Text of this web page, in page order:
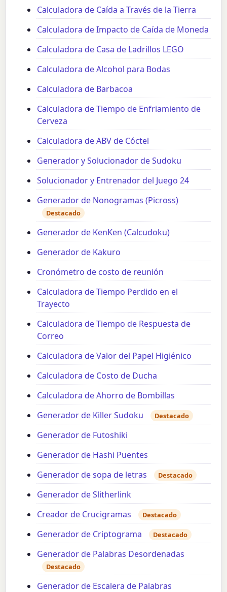
Calculadora de Caída a Través de la Tierra
Calculadora de Impacto de Caída de Moneda
Calculadora de Casa de Ladrillos LEGO
Calculadora de Alcohol para Bodas
Calculadora de Barbacoa
Calculadora de Tiempo de Enfriamiento de
Cerveza
Calculadora de ABV de Cóctel
Generador y Solucionador de Sudoku
Solucionador y Entrenador del Juego 24
Generador de Nonogramas (Picross)
Destacado
Generador de KenKen (Calcudoku)
Generador de Kakuro
Cronómetro de costo de reunión
Calculadora de Tiempo Perdido en el
Trayecto
Calculadora de Tiempo de Respuesta de
Correo
Calculadora de Valor del Papel Higiénico
Calculadora de Costo de Ducha
Calculadora de Ahorro de Bombillas
Generador de Killer Sudoku
Destacado
Generador de Futoshiki
Generador de Hashi Puentes
Generador de sopa de letras
Destacado
Generador de Slitherlink
Creador de Crucigramas
Destacado
Generador de Criptograma Destacado
Generador de Palabras Desordenadas
Destacado
Generador de Escalera de Palabras